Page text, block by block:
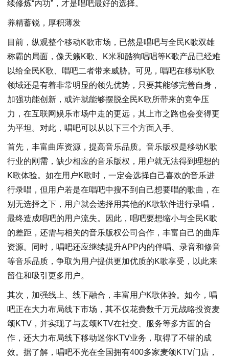
续修炼“内功”，才是唱吧最好的选择。
养精蓄锐，厚积薄发
目前，纵观整个移动K歌市场，已然是唱吧与全民K歌双雄
称霸的局面，像天籁K歌、K米和酷狗唱唱等K歌产品已经难
以给全民K歌、唱吧二者带来威胁。可见，唱吧在移动K歌
领域还是有着非常明显的领先优势，只要其能够完善自身，
加强功能创新，或许就能够摆脱全民K歌所带来的竞争压
力，在互联网娱乐市场中走的更远，其上市之路也会变得更
为平坦。对此，唱吧可以从以下三个方面入手。
首先，丰富曲库资源，提高音乐品质。音乐版权是移动K歌
行业的刚需，缺少相应的音乐版权，用户就无法得到理想的
K歌体验。如在用户K歌时，一定会选择自己喜欢的音乐进
行录唱，但用户若是在唱吧中搜不到自己想要唱的歌曲，在
别无选择之下，用户就会选择用其他的K歌软件进行录唱，
最终造成唱吧的用户流失。因此，唱吧要想缩小与全民K歌
的差距，还需与相关的音乐版权公司合作，丰富自己的曲库
资源。同时，唱吧还应继续提升APP内的伴唱、录音和修音
等音乐品质，争取为用户提供更加优质的K歌享受，以此来
留住和吸引更多用户。
其次，加强线上、线下融合，丰富用户K歌体验。如今，唱
吧正在大力布局线下市场，其不仅花费数千万元战略投资麦
颂KTV，并实现了与麦颂KTV在社交、服务等多方面的合
作，还大力布局线下移动迷你KTV业务，取得了不错的成
效。据了解，唱吧不光在全国拥有400多家麦颂KTV门店，